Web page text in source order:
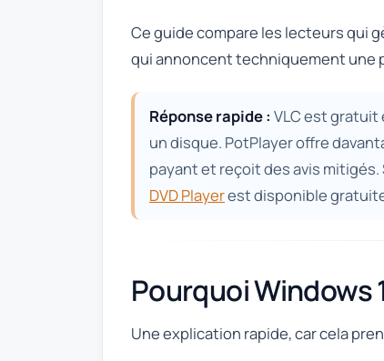
Ce guide compare les lecteurs qui
qui annoncent techniquement une
Réponse rapide : VLC est gratuit
un disque. PotPlayer offre
payant et reçoit des avis
DVD Playerest disponible
Pourquoi Windows
Une explication rapide, car cela